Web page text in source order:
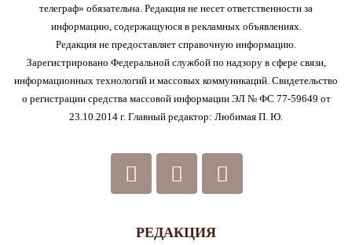
телеграф» обязательна. Редакция не несет ответственности за
информацию, содержащуюся в рекламных объявлениях.
Редакция не предоставляет справочную информацию.
Зарегистрировано Федеральной службой по надзору в сфере связи,
информационных технологий и массовых коммуникаций. Свидетельство
о регистрации средства массовой информации ЭЛ № ФС 77-59649 от
23.10.2014 г. Главный редактор: Любимая П. Ю.
РЕДАКЦИЯ